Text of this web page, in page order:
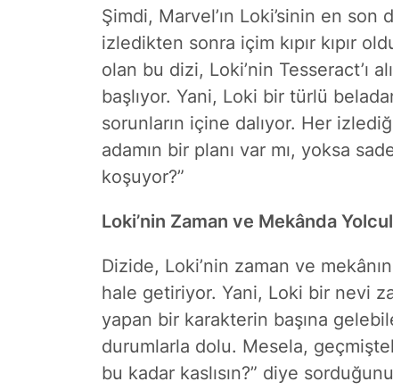
Şimdi, Marvel’ın Loki’sinin en son
izledikten sonra içim kıpır kıpır
olan bu dizi, Loki’nin Tesseract’ı
başlıyor. Yani, Loki bir türlü
sorunların içine dalıyor. Her
adamın bir planı var mı, yoksa
koşuyor?”
Loki’nin Zaman ve Mekânda
Dizide, Loki’nin zaman ve
hale getiriyor. Yani, Loki bir nevi
yapan bir karakterin başına
durumlarla dolu. Mesela,
bu kadar kaslısın?” diye